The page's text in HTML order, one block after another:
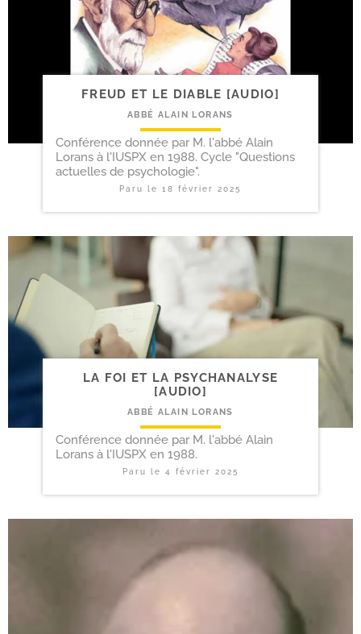
FREUD ET LE DIABLE [AUDIO]
ABBÉ ALAIN LORANS
Conférence donnée par M. l'abbé Alain
Lorans à l'IUSPX en 1988. Cycle "Questions
actuelles de psychologie".
Paru le18 février 2025
LA FOI ET LA PSYCHANALYSE
[AUDIO]
ABBÉ ALAIN LORANS
Conférence donnée par M. l'abbé Alain
Lorans à l'IUSPX en 1988.
Paru le 4 février 2025